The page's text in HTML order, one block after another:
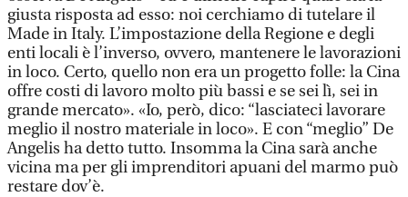
giusta risposta ad esso: noi cerchiamo di tutelare il
Made in Italy. L’impostazione della Regione e degli
enti locali è l’inverso, ovvero, mantenere le lavorazioni
in loco. Certo, quello non era un progetto folle: la Cina
offre costi di lavoro molto più bassi e se sei lì, sei in
grande mercato». «Io, però, dico: “lasciateci lavorare
meglio il nostro materiale in loco». E con “meglio” De
Angelis ha detto tutto. Insomma la Cina sarà anche
vicina ma per gli imprenditori apuani del marmo può
restare dov’è.